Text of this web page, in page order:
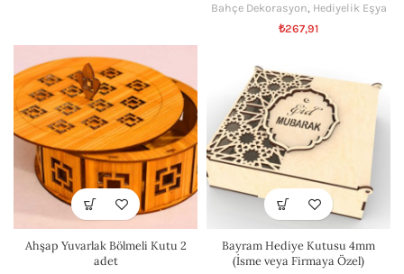
Bahçe Dekorasyon, Hediyelik Eşya
₺267,91
Ahşap Yuvarlak Bölmeli Kutu 2
adet
Bayram Hediye Kutusu 4mm
(İsme veya Firmaya Özel)